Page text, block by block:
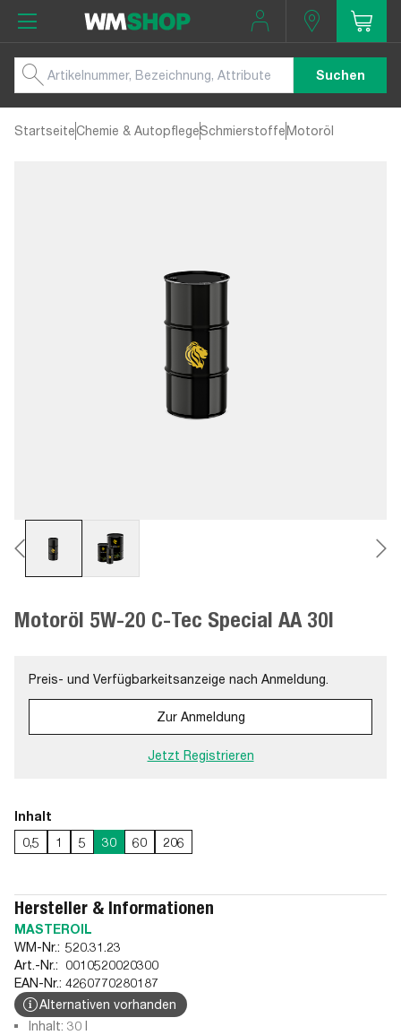
Suchen
StartseiteChemie & AutopflegeSchmierstoffeMotoröl
Motoröl 5W-20 C-Tec Special AA 30l
Preis- und Verfügbarkeitsanzeige nach Anmeldung.
Zur Anmeldung
Jetzt Registrieren
Inhalt
0,5
1 5 30 60 206
Hersteller & Informationen
MASTEROIL
WM-Nr.: 520.31.23
Art.-Nr.: 0010520020300
EAN-Nr.: 4260770280187
Alternativen vorhanden
Inhalt: 30 l